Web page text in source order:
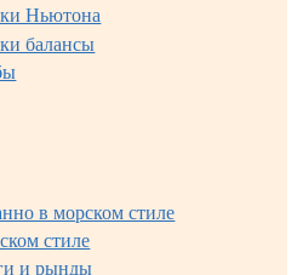
Ньютона
балансы
в морском стиле
стиле
и рынды